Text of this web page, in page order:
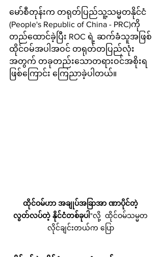
မော်စီတုန်းက တရုတ်ပြည်သူ့သမ္မတနိုင်ငံ
(People's Republic of China - PRC)ကို
တည်ထောင်ခဲ့ပြီး ROC ရဲ့ ဆက်ခံသူအဖြစ်
ထိုင်ဝမ်အပါအဝင် တရုတ်တပြည်လုံး
အတွက် တခုတည်းသောတရားဝင်အစိုးရ
ဖြစ်ကြောင်း ကြေညာခဲ့ပါတယ်။
ထိုင်ဝမ်ဟာ အချုပ်အခြာအာ ဏာပိုင်တဲ့
လွတ်လပ်တဲ့ နိုင်ငံတစ်ခုပါ"လို့  ထိုင်ဝမ်သမ္မတ
လိုင်ချင်းတယ်က ပြော